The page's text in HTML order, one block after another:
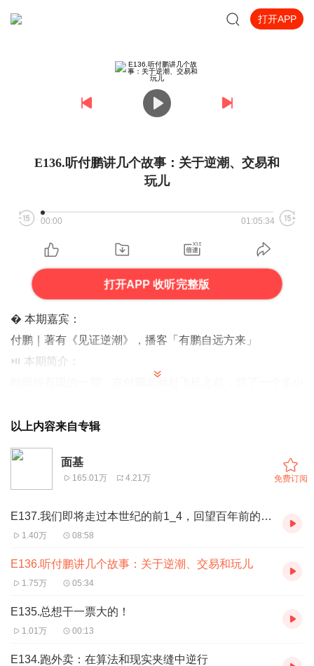
打开APP
E136.听付鹏讲几个故事：关于逆潮、交易和
玩儿
00:00 01:05:34
打开APP 收听完整版
� 本期嘉宾：
付鹏｜著有《 见证逆潮》，播客「 有鹏自远方来 」
⏯️ 本期简介：
关于如何安放自己的收入端-资产端-负债端
关于认命和折腾
，防（坑爹），（变）
关于玩起来
关于交易
欢迎大家收听。
知识为目的，完全不构成任何投资建议或参考。请读者注意
思考，谨慎决策。your money your decision. 依据或使用本
播客内容所造成的后果由您独自承担。
� 时间轴：
以上内容来自专辑
面基
165.01万 4.21万 免费订阅
E137.我们即将走过本世纪的前1_4，回望百年前的来时路和“前夜感”
1.40万 08:58
E136.听付鹏讲几个故事：关于逆潮、交易和玩儿
1.75万 05:34
E135.总想干一票大的！
1.01万 00:13
E134.跑外卖：在算法和现实夹缝中逆行